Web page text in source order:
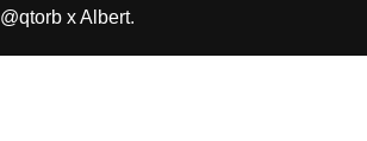
@qtorb x Albert.